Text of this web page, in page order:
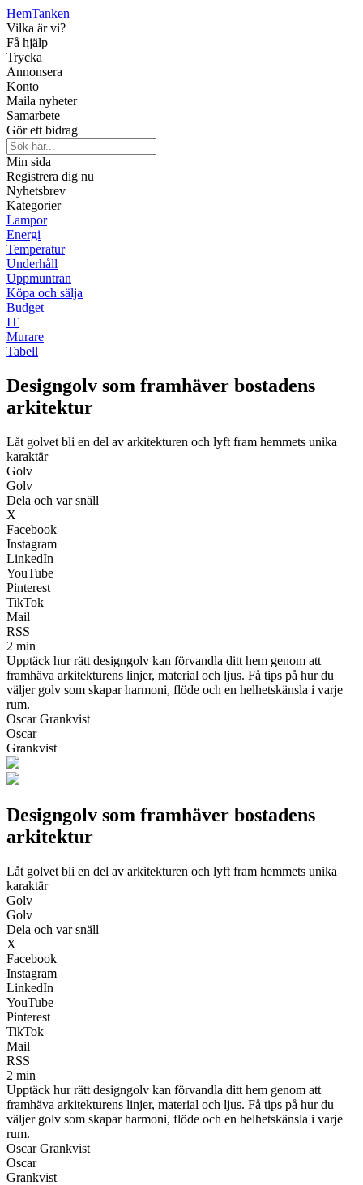
HemTanken
Vilka är vi?
Få hjälp
Trycka
Annonsera
Konto
Maila nyheter
Samarbete
Gör ett bidrag
Min sida
Registrera dig nu
Nyhetsbrev
Kategorier
Lampor
Energi
Temperatur
Underhåll
Uppmuntran
Köpa och sälja
Budget
IT
Murare
Tabell
Designgolv som framhäver bostadens
arkitektur
Låt golvet bli en del av arkitekturen och lyft fram hemmets unika
karaktär
Golv
Golv
Dela och var snäll
X
Facebook
Instagram
LinkedIn
YouTube
Pinterest
TikTok
Mail
RSS
2 min
Upptäck hur rätt designgolv kan förvandla ditt hem genom att
framhäva arkitekturens linjer, material och ljus. Få tips på hur du
väljer golv som skapar harmoni, flöde och en helhetskänsla i varje
rum.
Oscar Grankvist
Oscar
Grankvist
Designgolv som framhäver bostadens
arkitektur
Låt golvet bli en del av arkitekturen och lyft fram hemmets unika
karaktär
Golv
Golv
Dela och var snäll
X
Facebook
Instagram
LinkedIn
YouTube
Pinterest
TikTok
Mail
RSS
2 min
Upptäck hur rätt designgolv kan förvandla ditt hem genom att
framhäva arkitekturens linjer, material och ljus. Få tips på hur du
väljer golv som skapar harmoni, flöde och en helhetskänsla i varje
rum.
Oscar Grankvist
Oscar
Grankvist